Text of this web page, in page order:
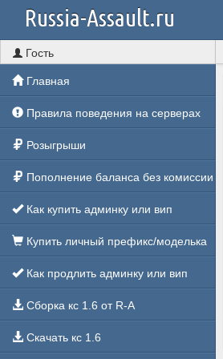
Russia-Assault.ru
Гость
Главная
Правила поведения на серверах
Розыгрыши
Пополнение баланса без комиссии
Как купить админку или вип
Купить личный префикс/моделька
Как продлить админку или вип
Сборка кс 1.6 от R-A
Скачать кс 1.6